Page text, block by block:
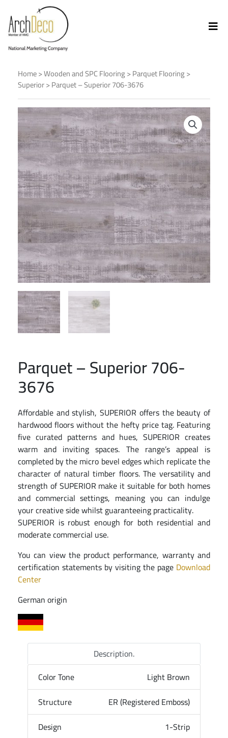
Home>Wooden and SPC Flooring>Parquet Flooring>
Superior> Parquet – Superior 706-3676
Parquet – Superior 706-
3676
Affordable and stylish, SUPERIOR offers the beauty of
hardwood floors without the hefty price tag. Featuring
five curated patterns and hues, SUPERIOR creates
warm and inviting spaces. The range’s appeal is
completed by the micro bevel edges which replicate the
character of natural timber floors. The versatility and
strength of SUPERIOR make it suitable for both homes
and commercial settings, meaning you can indulge
your creative side whilst guaranteeing practicality.
SUPERIOR is robust enough for both residential and
moderate commercial use.
You can view the product performance, warranty and
certification statements by visiting the page Download
Center
German origin
Description.
Color Tone
Light Brown
Structure
ER (Registered Emboss)
Design
1-Strip